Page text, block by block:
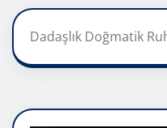
Dadaşlık Doğmatik